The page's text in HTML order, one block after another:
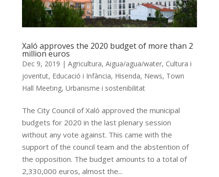
Xaló approves the 2020 budget of more than 2
million euros
Dec 9, 2019 | Agricultura, Aigua/agua/water, Cultura i
joventut, Educació i Infància, Hisenda, News, Town
Hall Meeting, Urbanisme i sostenibilitat
The City Council of Xaló approved the municipal
budgets for 2020 in the last plenary session
without any vote against. This came with the
support of the council team and the abstention of
the opposition. The budget amounts to a total of
2,330,000 euros, almost the...